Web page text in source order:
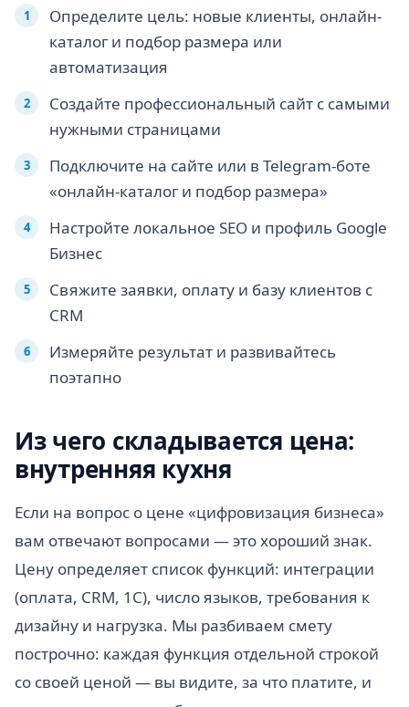
Определите цель: новые клиенты, онлайн-
каталог и подбор размера или
автоматизация
Создайте профессиональный сайт с самыми
нужными страницами
Подключите на сайте или в Telegram-боте
«онлайн-каталог и подбор размера»
Настройте локальное SEO и профиль Google
Бизнес
Свяжите заявки, оплату и базу клиентов с
CRM
Измеряйте результат и развивайтесь
поэтапно
Из чего складывается цена:
внутренняя кухня
Если на вопрос о цене «цифровизация бизнеса»
вам отвечают вопросами — это хороший знак.
Цену определяет список функций: интеграции
(оплата, CRM, 1С), число языков, требования к
дизайну и нагрузка. Мы разбиваем смету
построчно: каждая функция отдельной строкой
со своей ценой — вы видите, за что платите, и